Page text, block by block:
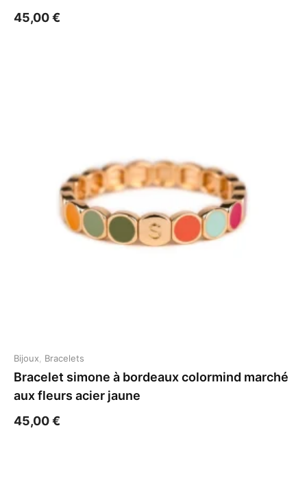
45,00€
Bijoux Bracelets
Bracelet simone à bordeaux colormind marché
aux fleurs acier jaune
45,00€